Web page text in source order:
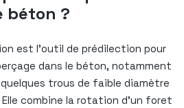
béton ?
est l’outil de prédilection pour
dans le béton, notamment
trous de faible diamètre
combine la rotation d’un foret